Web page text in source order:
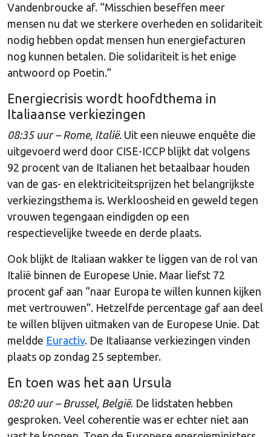
Vandenbroucke af. “Misschien beseffen meer
mensen nu dat we sterkere overheden en solidariteit
nodig hebben opdat mensen hun energiefacturen
nog kunnen betalen. Die solidariteit is het enige
antwoord op Poetin.”
Energiecrisis wordt hoofdthema in
Italiaanse verkiezingen
08:35 uur – Rome, Italië. Uit een nieuwe enquête die
uitgevoerd werd door CISE-ICCP blijkt dat volgens
92 procent van de Italianen het betaalbaar houden
van de gas- en elektriciteitsprijzen het belangrijkste
verkiezingsthema is. Werkloosheid en geweld tegen
vrouwen tegengaan eindigden op een
respectievelijke tweede en derde plaats.
Ook blijkt de Italiaan wakker te liggen van de rol van
Italië binnen de Europese Unie. Maar liefst 72
procent gaf aan “naar Europa te willen kunnen kijken
met vertrouwen”. Hetzelfde percentage gaf aan deel
te willen blijven uitmaken van de Europese Unie. Dat
meldde Euractiv. De Italiaanse verkiezingen vinden
plaats op zondag 25 september.
En toen was het aan Ursula
08:20 uur – Brussel, België. De lidstaten hebben
gesproken. Veel coherentie was er echter niet aan